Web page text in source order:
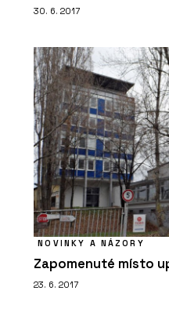
30. 6. 2017
NOVINKY A NÁZORY
Zapomenuté místo
23. 6. 2017